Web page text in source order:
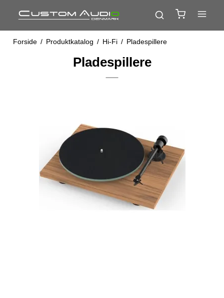
Forside / Produktkatalog / Hi-Fi / Pladespillere
Pladespillere